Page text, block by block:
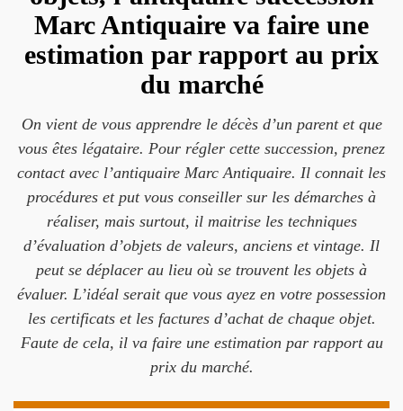
Marc Antiquaire va faire une
estimation par rapport au prix
du marché
On vient de vous apprendre le décès d’un parent et que
vous êtes légataire. Pour régler cette succession, prenez
contact avec l’antiquaire Marc Antiquaire. Il connait les
procédures et put vous conseiller sur les démarches à
réaliser, mais surtout, il maitrise les techniques
d’évaluation d’objets de valeurs, anciens et vintage. Il
peut se déplacer au lieu où se trouvent les objets à
évaluer. L’idéal serait que vous ayez en votre possession
les certificats et les factures d’achat de chaque objet.
Faute de cela, il va faire une estimation par rapport au
prix du marché.